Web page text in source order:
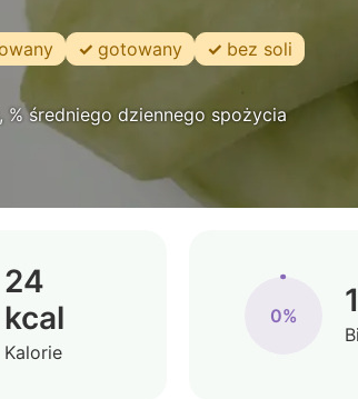
gotowany bez soli
% średniego dziennego spożycia
24
kcal
Kalorie
0%